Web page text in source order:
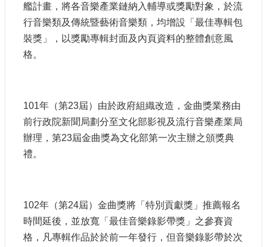
艦計畫，將各音樂產業鏈納入輔導或獎勵對象，於流
行音樂類及傳統暨藝術音樂類，均增設「最佳專輯包
裝獎」，以獎勵專輯封面及內頁資料的整體創意風
格。
101年（第23屆）由於政府組織改造，金曲獎業務由
前行政院新聞局劃分至文化部影視及流行音樂產業局
辦理，第23屆金曲獎為文化部第一次主辦之頒獎典
禮。
102年（第24屆）金曲獎將「特別貢獻獎」推薦報名
時間延後，並放寬「最佳音樂錄影帶獎」之參賽資
格，凡專輯作品於於前一年發行，但音樂錄影帶於次